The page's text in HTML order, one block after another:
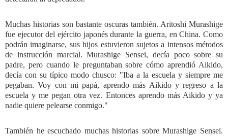
Muchas historias son bastante oscuras también. Aritoshi Murashige
fue ejecutor del ejército japonés durante la guerra, en China. Como
podrán imaginarse, sus hijos estuvieron sujetos a intensos métodos
de instrucción marcial. Murashige Sensei, decía poco sobre su
padre, pero cuando le preguntaban sobre cómo aprendió Aikido,
decía con su típico modo chusco: "Iba a la escuela y siempre me
pegaban. Voy con mi papá, aprendo más Aikido y regreso a la
escuela y me pegan otra vez. Entonces aprendo más Aikido y ya
nadie quiere pelearse conmigo."
También he escuchado muchas historias sobre Murashige Sensei.